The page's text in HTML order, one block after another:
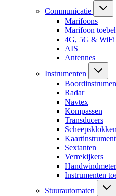
Communicatie
Marifoons
Marifoon
4G, 5G & WiFi
AIS
Antennes
Instrumenten
Radar
Navtex
Kompassen
Transducers
Scheepsklokken
Sextanten
Verrekijkers
Instrumenten
Stuurautomaten